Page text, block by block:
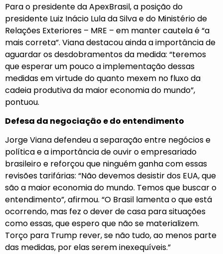
Para o presidente da ApexBrasil, a posição do
presidente Luiz Inácio Lula da Silva e do Ministério de
Relações Exteriores – MRE – em manter cautela é “a
mais correta”. Viana destacou ainda a importância de
aguardar os desdobramentos da medida: “teremos
que esperar um pouco a implementação dessas
medidas em virtude do quanto mexem no fluxo da
cadeia produtiva da maior economia do mundo”,
pontuou.
Defesa da negociação e do entendimento
Jorge Viana defendeu a separação entre negócios e
política e a importância de ouvir o empresariado
brasileiro e reforçou que ninguém ganha com essas
revisões tarifárias: “Não devemos desistir dos EUA, que
são a maior economia do mundo. Temos que buscar o
entendimento”, afirmou. “O Brasil lamenta o que está
ocorrendo, mas fez o dever de casa para situações
como essas, que espero que não se materializem.
Torço para Trump rever, se não tudo, ao menos parte
das medidas, por elas serem inexequíveis.”